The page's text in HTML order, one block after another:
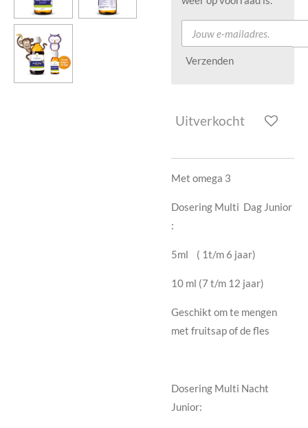
Verzenden
Uitverkocht
Met omega 3
Dosering Multi Dag Junior
:
5ml ( 1t/m 6 jaar)
10 ml (7 t/m 12 jaar)
Geschikt om te mengen
met fruitsap of de fles
Dosering Multi Nacht
Junior: